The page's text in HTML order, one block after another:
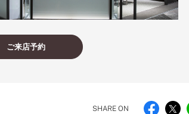
ご来店予約
SHARE ON